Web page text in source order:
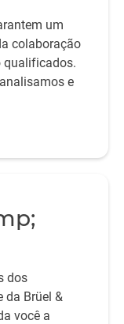
um
colaboração
qualificados.
e
dos
da Brüel &
você a